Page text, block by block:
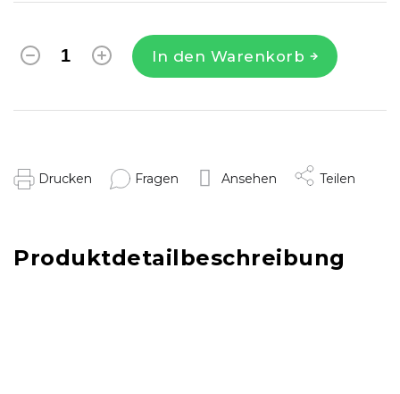
In den Warenkorb
Drucken Fragen Ansehen Teilen
Produktdetailbeschreibung